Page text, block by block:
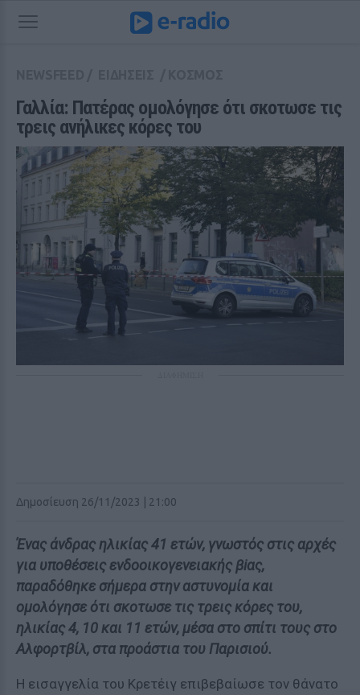
Γαλλία: Πατέρας ομολόγησε ότι σκoτωσε τις
τρεις ανήλικες κόρες του
Δημοσίευση 26/11/2023 | 21:00
Ένας άνδρας ηλικίας 41 ετών, γνωστός στις αρχές
για υποθέσεις ενδοοικογενειακής βiας,
παραδόθηκε σήμερα στην αστυνομία και
ομολόγησε ότι σκoτωσε τις τρεις κόρες του,
ηλικίας 4, 10 και 11 ετών, μέσα στο σπίτι τους στο
Αλφορτβίλ, στα προάστια του Παρισιού.
Η εισαγγελία του Κρετέιγ επιβεβαίωσε τον θάvατο